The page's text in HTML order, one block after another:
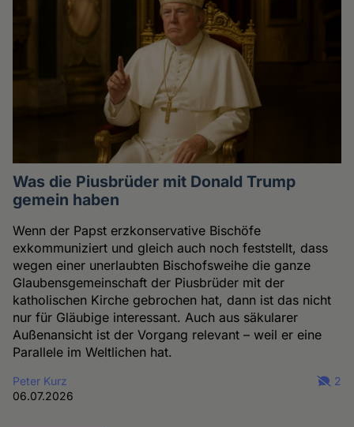
Was die Piusbrüder mit Donald Trump
gemein haben
Wenn der Papst erzkonservative Bischöfe
exkommuniziert und gleich auch noch feststellt, dass
wegen einer unerlaubten Bischofsweihe die ganze
Glaubensgemeinschaft der Piusbrüder mit der
katholischen Kirche gebrochen hat, dann ist das nicht
nur für Gläubige interessant. Auch aus säkularer
Außenansicht ist der Vorgang relevant – weil er eine
Parallele im Weltlichen hat.
Peter Kurz
06.07.2026
2